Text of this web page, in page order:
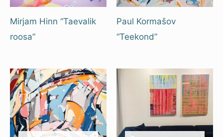
Mirjam Hinn “Taevalik
roosa”
Paul Kormašov
“Teekond”